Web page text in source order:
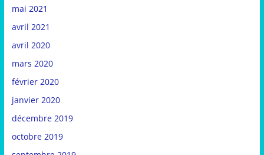
mai 2021
avril 2021
avril 2020
mars 2020
février 2020
janvier 2020
décembre 2019
octobre 2019